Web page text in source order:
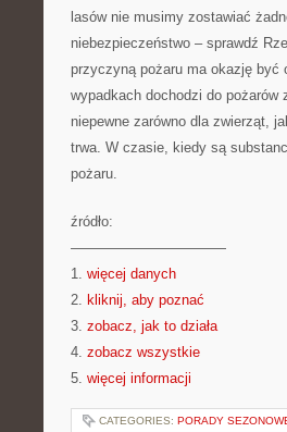
lasów nie musimy zostawiać
niebezpieczeństwo – sprawdź
przyczyną pożaru ma okazję być
wypadkach dochodzi do
niepewne zarówno dla zwierząt,
trwa. W czasie, kiedy są
pożaru.
źródło:
———————————
1. więcej danych
2. kliknij, aby poznać
3. zobacz, jak to działa
4. zobacz wszystkie
5. więcej informacji
CATEGORIES: PORADY